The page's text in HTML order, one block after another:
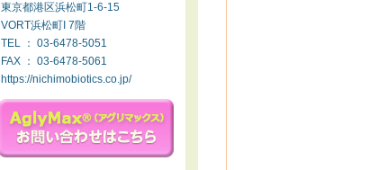
東京都港区浜松町1-6-15
VORT浜松町I 7階
TEL ： 03-6478-5051
FAX ： 03-6478-5061
https://nichimobiotics.co.jp/